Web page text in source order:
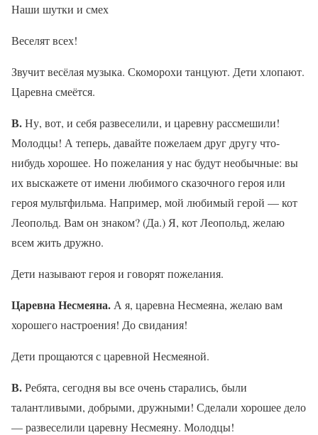
Наши шутки и смех
Веселят всех!
Звучит весёлая музыка. Скоморохи танцуют. Дети хлопают.
Царевна смеётся.
В.Ну, вот, и себя развеселили, и царевну рассмешили!
Молодцы! А теперь, давайте пожелаем друг другу что-
нибудь хорошее. Но пожелания у нас будут необычные: вы
их выскажете от имени любимого сказочного героя или
героя мультфильма. Например, мой любимый герой — кот
Леопольд. Вам он знаком? (Да.) Я, кот Леопольд, желаю
всем жить дружно.
Дети называют героя и говорят пожелания.
Царевна Несмеяна. А я, царевна Несмеяна, желаю вам
хорошего настроения! До свидания!
Дети прощаются с царевной Несмеяной.
В.Ребята, сегодня вы все очень старались, были
талантливыми, добрыми, дружными! Сделали хорошее дело
— развеселили царевну Несмеяну. Молодцы!